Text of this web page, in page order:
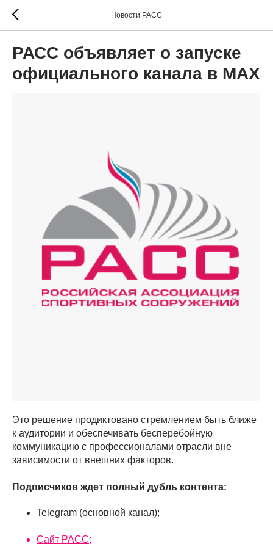
Новости РАСС
РАСС объявляет о запуске
официального канала в MAX
Это решение продиктовано стремлением быть ближе
к аудитории и обеспечивать бесперебойную
коммуникацию с профессионалами отрасли вне
зависимости от внешних факторов.
Подписчиков ждет полный дубль контента:
Telegram (основной канал);
Сайт РАСС;